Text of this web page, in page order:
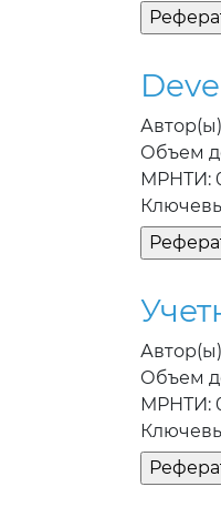
Объем
МРНТИ:
Объем
МРНТИ: